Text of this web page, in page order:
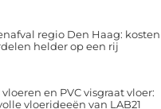
regio Den Haag: kosten
helder op een rij
vloeren en PVC visgraat vloer:
vloerideeën van LAB21